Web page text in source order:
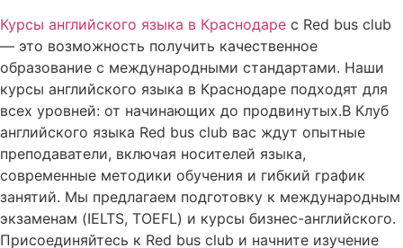
Курсы английского языка в Краснодаре с Red bus club
— это возможность получить качественное
образование с международными стандартами. Наши
курсы английского языка в Краснодаре подходят для
всех уровней: от начинающих до продвинутых.В Клуб
английского языка Red bus club вас ждут опытные
преподаватели, включая носителей языка,
современные методики обучения и гибкий график
занятий. Мы предлагаем подготовку к международным
экзаменам (IELTS, TOEFL) и курсы бизнес-английского.
Присоединяйтесь к Red bus club и начните изучение